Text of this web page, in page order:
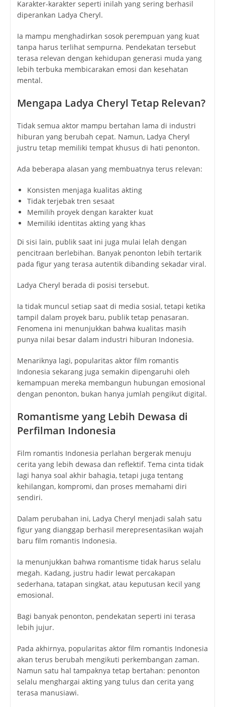
Karakter-karakter seperti inilah yang sering berhasil
diperankan Ladya Cheryl.
Ia mampu menghadirkan sosok perempuan yang kuat
tanpa harus terlihat sempurna. Pendekatan tersebut
terasa relevan dengan kehidupan generasi muda yang
lebih terbuka membicarakan emosi dan kesehatan
mental.
Mengapa Ladya Cheryl Tetap Relevan?
Tidak semua aktor mampu bertahan lama di industri
hiburan yang berubah cepat. Namun, Ladya Cheryl
justru tetap memiliki tempat khusus di hati penonton.
Ada beberapa alasan yang membuatnya terus relevan:
Konsisten menjaga kualitas akting
Tidak terjebak tren sesaat
Memilih proyek dengan karakter kuat
Memiliki identitas akting yang khas
Di sisi lain, publik saat ini juga mulai lelah dengan
pencitraan berlebihan. Banyak penonton lebih tertarik
pada figur yang terasa autentik dibanding sekadar viral.
Ladya Cheryl berada di posisi tersebut.
Ia tidak muncul setiap saat di media sosial, tetapi ketika
tampil dalam proyek baru, publik tetap penasaran.
Fenomena ini menunjukkan bahwa kualitas masih
punya nilai besar dalam industri hiburan Indonesia.
Menariknya lagi, popularitas aktor film romantis
Indonesia sekarang juga semakin dipengaruhi oleh
kemampuan mereka membangun hubungan emosional
dengan penonton, bukan hanya jumlah pengikut digital.
Romantisme yang Lebih Dewasa di
Perfilman Indonesia
Film romantis Indonesia perlahan bergerak menuju
cerita yang lebih dewasa dan reflektif. Tema cinta tidak
lagi hanya soal akhir bahagia, tetapi juga tentang
kehilangan, kompromi, dan proses memahami diri
sendiri.
Dalam perubahan ini, Ladya Cheryl menjadi salah satu
figur yang dianggap berhasil merepresentasikan wajah
baru film romantis Indonesia.
Ia menunjukkan bahwa romantisme tidak harus selalu
megah. Kadang, justru hadir lewat percakapan
sederhana, tatapan singkat, atau keputusan kecil yang
emosional.
Bagi banyak penonton, pendekatan seperti ini terasa
lebih jujur.
Pada akhirnya, popularitas aktor film romantis Indonesia
akan terus berubah mengikuti perkembangan zaman.
Namun satu hal tampaknya tetap bertahan: penonton
selalu menghargai akting yang tulus dan cerita yang
terasa manusiawi.